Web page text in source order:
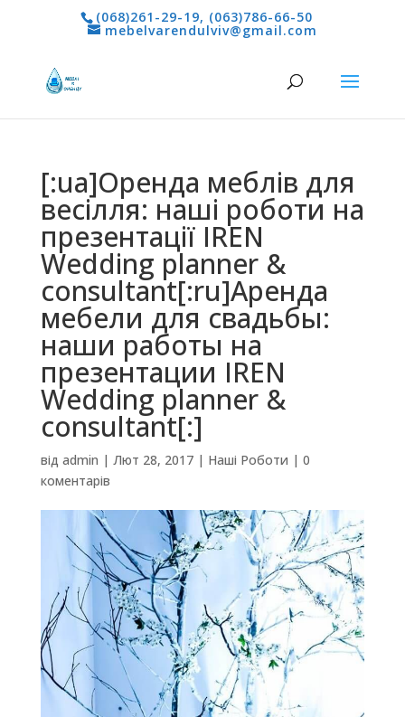
(068)261-29-19, (063)786-66-50
mebelvarendulviv@gmail.com
[:ua]Оренда меблів для
весілля: наші роботи на
презентації IREN
Wedding planner &
consultant[:ru]Аренда
мебели для свадьбы:
наши работы на
презентации IREN
Wedding planner &
consultant[:]
від admin | Лют 28, 2017| Наші Роботи | 0
коментарів